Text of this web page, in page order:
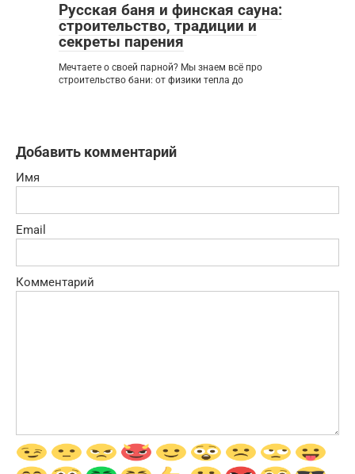
Русская баня и финская сауна:
строительство, традиции и
секреты парения
Мечтаете о своей парной? Мы знаем всё про
строительство бани: от физики тепла до
Добавить комментарий
Имя
Email
Комментарий